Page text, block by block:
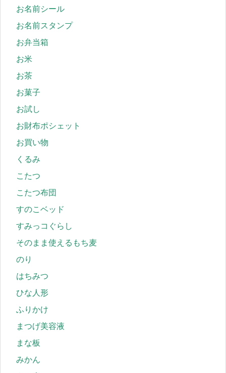
お名前シール
お名前スタンプ
お弁当箱
お米
お茶
お菓子
お試し
お財布ポシェット
お買い物
くるみ
こたつ
こたつ布団
すのこベッド
すみっコぐらし
そのまま使えるもち麦
のり
はちみつ
ひな人形
ふりかけ
まつげ美容液
まな板
みかん